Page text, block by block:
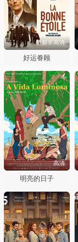
更新至高清
好运眷顾
高清
明亮的日子